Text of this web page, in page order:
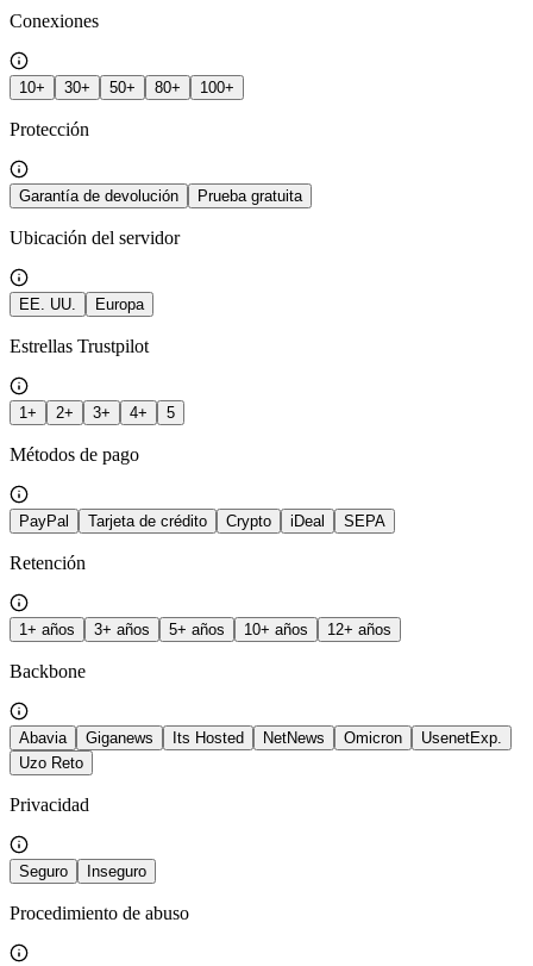
Conexiones
10+ 30+ 50+ 80+ 100+
Protección
Garantía de devolución Prueba gratuita
Ubicación del servidor
EE. UU. Europa
Estrellas Trustpilot
1+ 2+ 3+ 4+ 5
Métodos de pago
PayPal Tarjeta de crédito Crypto iDeal SEPA
Retención
1+ años 3+ años 5+ años 10+ años 12+ años
Backbone
Abavia Giganews Its Hosted NetNews Omicron
UsenetExp.
Uzo Reto
Privacidad
Seguro Inseguro
Procedimiento de abuso